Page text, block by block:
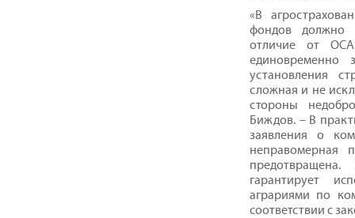
«В
фондов должно
отличие от
единовременно
установления
сложная и не
стороны
Биждов. – В
заявления о
неправомерная
гарантирует
аграриями по
соответствии с